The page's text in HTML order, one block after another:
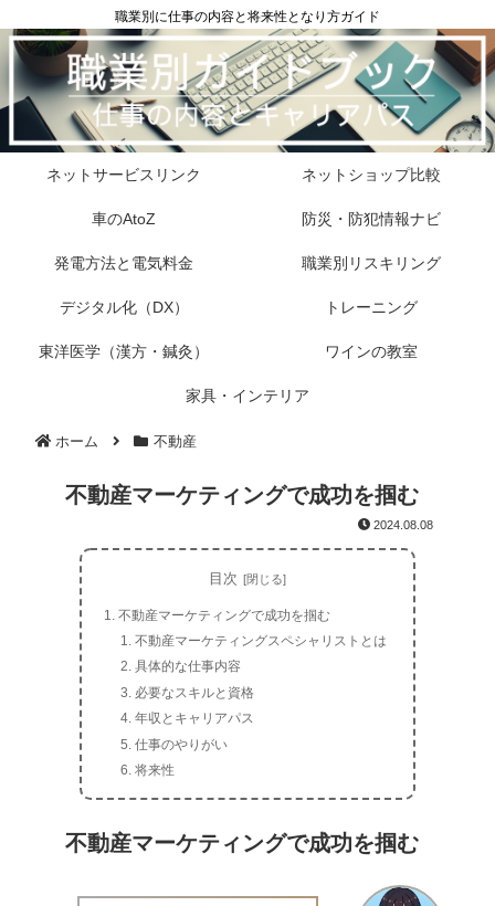
職業別に仕事の内容と将来性となり方ガイド
ネットサービスリンク ネットショップ比較
車のAtoZ 防災・防犯情報ナビ
発電方法と電気料金 職業別リスキリング
デジタル化（DX） トレーニング
東洋医学（漢方・鍼灸） ワインの教室
家具・インテリア
ホーム 不動産
不動産マーケティングで成功を掴む
2024.08.08
目次
不動産マーケティングで成功を掴む
不動産マーケティングスペシャリストとは
具体的な仕事内容
必要なスキルと資格
年収とキャリアパス
仕事のやりがい
将来性
不動産マーケティングで成功を掴む